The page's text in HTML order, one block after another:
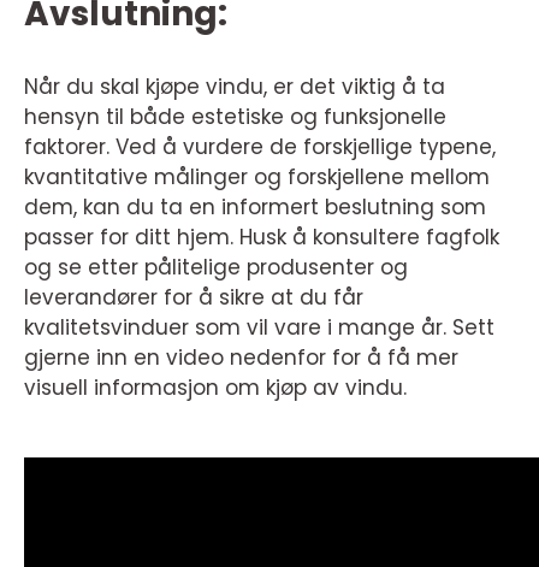
Avslutning:
Når du skal kjøpe vindu, er det viktig å ta
hensyn til både estetiske og funksjonelle
faktorer. Ved å vurdere de forskjellige typene,
kvantitative målinger og forskjellene mellom
dem, kan du ta en informert beslutning som
passer for ditt hjem. Husk å konsultere fagfolk
og se etter pålitelige produsenter og
leverandører for å sikre at du får
kvalitetsvinduer som vil vare i mange år. Sett
gjerne inn en video nedenfor for å få mer
visuell informasjon om kjøp av vindu.